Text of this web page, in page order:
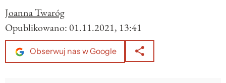
Joanna Twaróg
Opublikowano: 01.11.2021, 13:41
Obserwuj nas w Google